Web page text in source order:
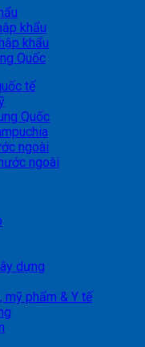
khẩu
khẩu
Quốc
tế
Quốc
ngoài
ngoài
dựng
phẩm & Y tế